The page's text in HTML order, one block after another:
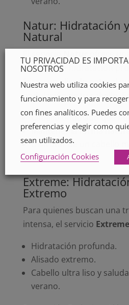
Natur: Hidratación
Natural
perfecta de hidratación
frizz y un alisado natural
ondulación de tu cabello.
Cabello ondulado que
Mantener la forma
Disfrutar de un cabello
saludable.
Extreme:
Extremo
Para quienes buscan una
intensa, el servicio Extreme
Hidratación profunda.
Alisado extremo.
Cabello ultra liso y
verano.
TU PRIVACIDAD ES
NOSOTROS
Nuestra web utiliza cookies
funcionamiento y para
con fines analíticos. Puedes
preferencias y elegir como
sean utilizados.
Configuración Cookies